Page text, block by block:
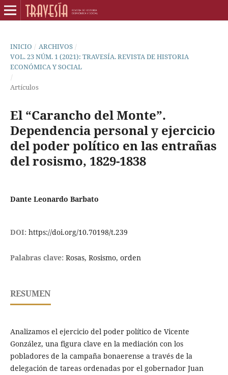
INICIO / ARCHIVOS /
VOL. 23 NÚM. 1 (2021): TRAVESÍA. REVISTA DE HISTORIA
ECONÓMICA Y SOCIAL
/
Artículos
El “Carancho del Monte”.
Dependencia personal y ejercicio
del poder político en las entrañas
del rosismo, 1829-1838
Dante Leonardo Barbato
DOI: https://doi.org/10.70198/t.239
Palabras clave: Rosas, Rosismo, orden
RESUMEN
Analizamos el ejercicio del poder político de Vicente
González, una figura clave en la mediación con los
pobladores de la campaña bonaerense a través de la
delegación de tareas ordenadas por el gobernador Juan